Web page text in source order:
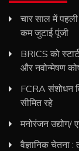
चार साल में पहली
कम जुटाई पूंजी
BRICS को
और नवोन्मेषण
FCRA संशोधन
सीमित रहे
मनोरंजन उद्योग/
वैज्ञानिक चेतना :